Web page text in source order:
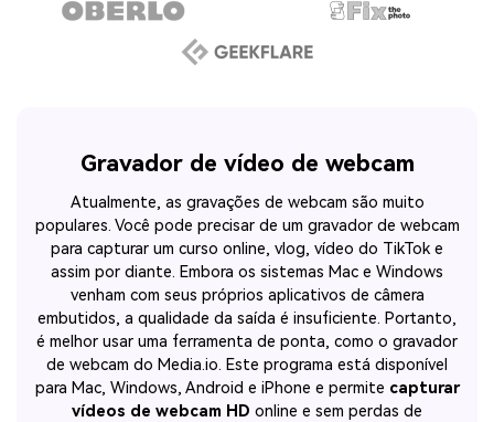
Gravador de vídeo de webcam
Atualmente, as gravações de webcam são muito
populares. Você pode precisar de um gravador de webcam
para capturar um curso online, vlog, vídeo do TikTok e
assim por diante. Embora os sistemas Mac e Windows
venham com seus próprios aplicativos de câmera
embutidos, a qualidade da saída é insuficiente. Portanto,
é melhor usar uma ferramenta de ponta, como o gravador
de webcam do Media.io. Este programa está disponível
para Mac, Windows, Android e iPhone e permite capturar
vídeos de webcam HD online e sem perdas de